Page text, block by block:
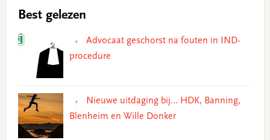
Best gelezen
Advocaat geschorst na fouten in IND-
procedure
Nieuwe uitdaging bij… HDK, Banning,
Blenheim en Wille Donker